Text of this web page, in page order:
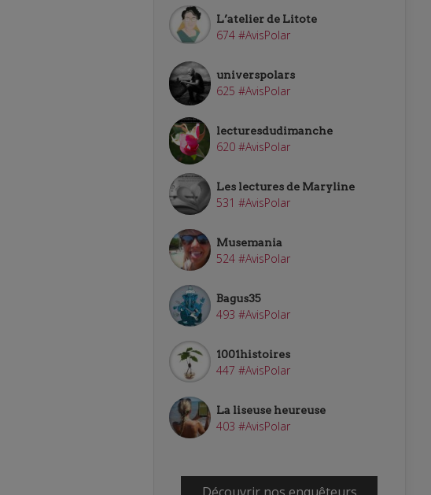
L’atelier de Litote
674 #AvisPolar
universpolars
625 #AvisPolar
lecturesdudimanche
620 #AvisPolar
Les lectures de Maryline
531 #AvisPolar
Musemania
524 #AvisPolar
Bagus35
493 #AvisPolar
1001histoires
447 #AvisPolar
La liseuse heureuse
403 #AvisPolar